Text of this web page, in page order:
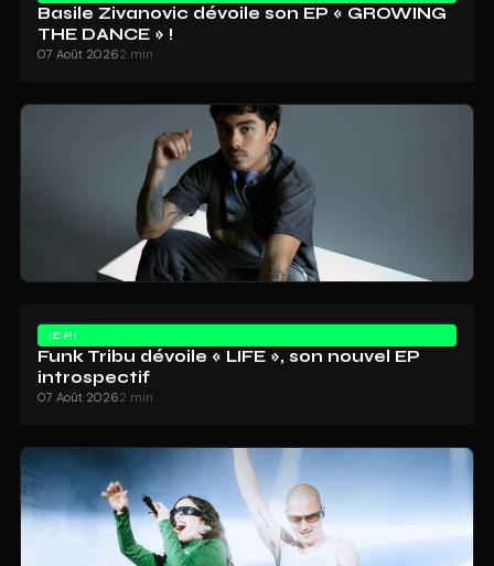
Basile Zivanovic dévoile son EP « GROWING
THE DANCE » !
07 Août 20262 min
EP
Funk Tribu dévoile « LIFE », son nouvel EP
introspectif
07 Août 20262 min